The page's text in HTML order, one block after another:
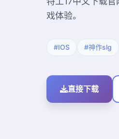
戏体验。
#IOS #神作slg
直接下载